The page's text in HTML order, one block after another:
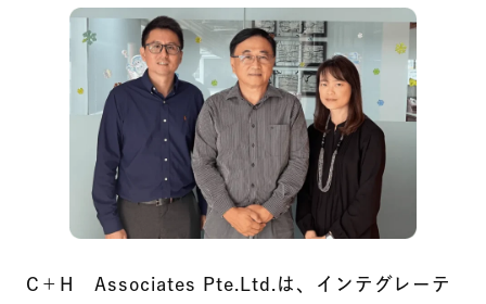
C＋H Associates Pte.Ltd.は、インテグレーテ